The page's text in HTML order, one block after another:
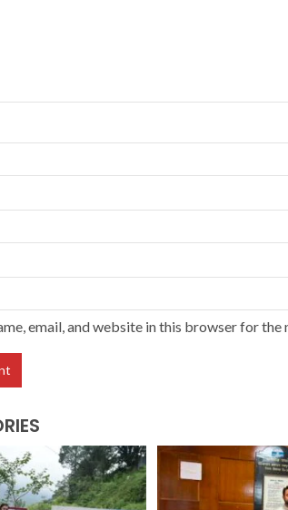
email, and website in this browser for